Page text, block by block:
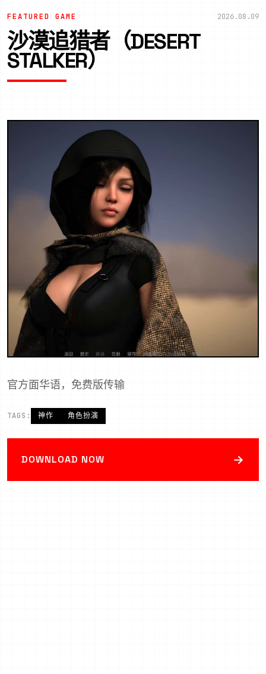
FEATURED GAME 2026.08.09
沙漠追猎者（DESERT
STALKER）
官方面华语，免费版传输
TAGS: 神作 角色扮演
DOWNLOAD NOW →